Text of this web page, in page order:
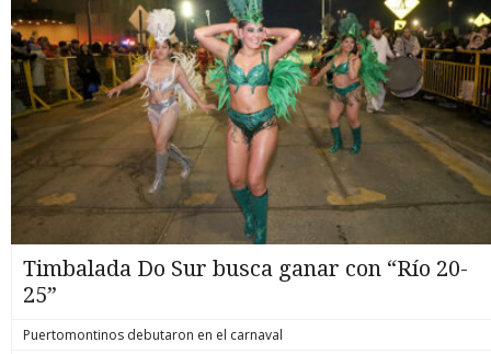
Timbalada Do Sur busca ganar con “Río 20-
25”
Puertomontinos debutaron en el carnaval